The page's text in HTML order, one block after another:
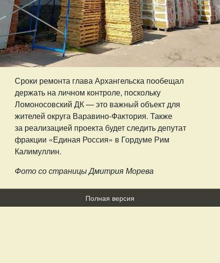
Сроки ремонта глава Архангельска пообещал
держать на личном контроле, поскольку
Ломоносовский ДК — это важный объект для
жителей округа Варавино-Фактория. Также
за реализацией проекта будет следить депутат
фракции «Единая Россия» в Гордуме Рим
Калимуллин.
Фото со страницы Дмитрия Морева
Полная версия